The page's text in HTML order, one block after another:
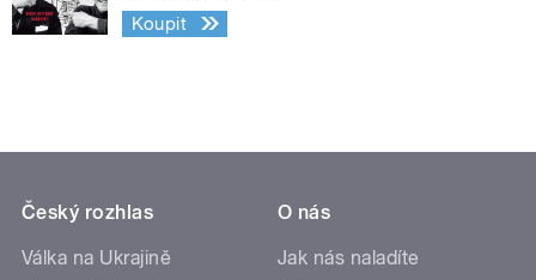
Koupit
Český rozhlas
Válka na Ukrajině
O nás
Jak nás naladíte